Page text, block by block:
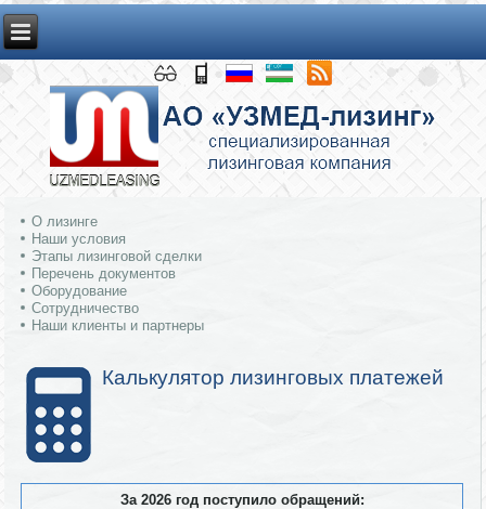
О лизинге
Наши условия
Этапы лизинговой сделки
Перечень документов
Оборудование
Сотрудничество
Наши клиенты и партнеры
Калькулятор лизинговых платежей
За 2026 год поступило обращений: